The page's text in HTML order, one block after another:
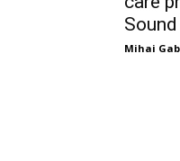
Mihai